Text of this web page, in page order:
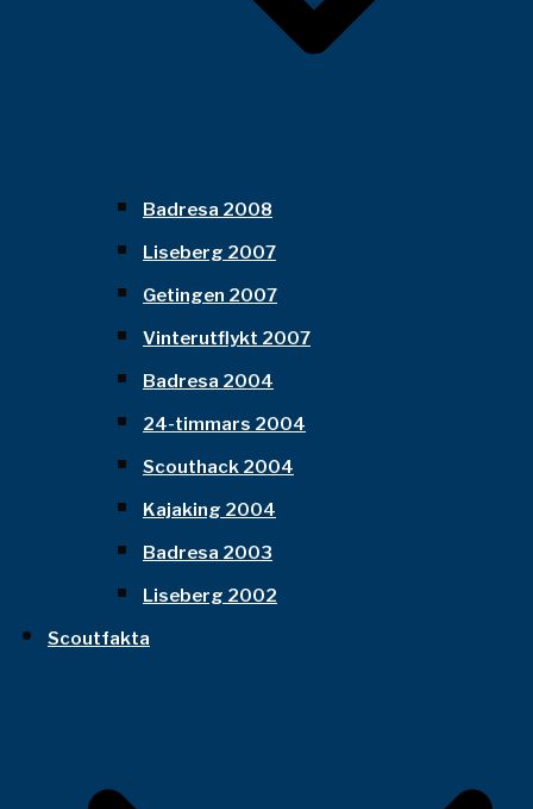
Badresa 2008
Liseberg 2007
Getingen 2007
Vinterutflykt 2007
Badresa 2004
24-timmars 2004
Scouthack 2004
Kajaking 2004
Badresa 2003
Liseberg 2002
Scoutfakta